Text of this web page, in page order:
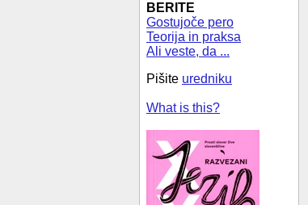
BERITE
Gostujoče pero
Teorija in praksa
Ali veste, da ...
Pišite uredniku
What is this?